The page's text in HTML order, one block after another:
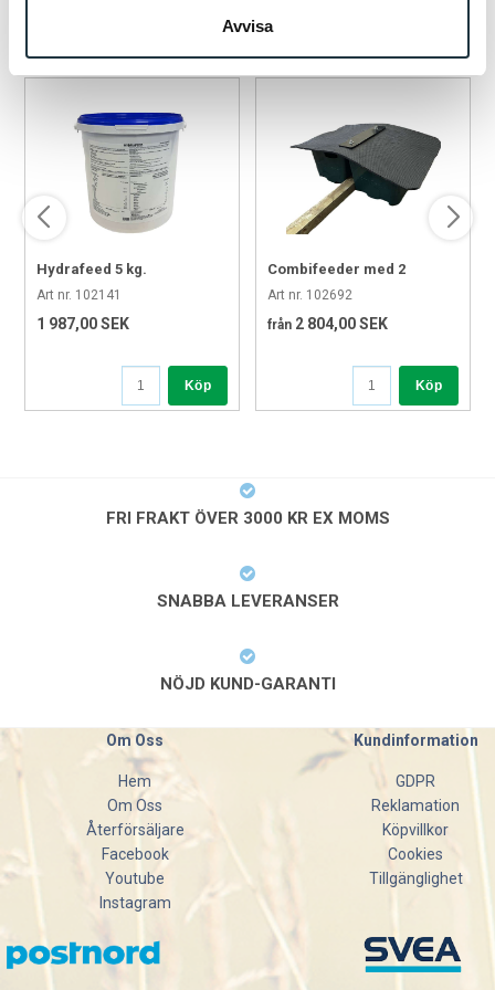
Avvisa
✅Främjar hygienisk och lättillgänglig fodring
slitstarkt och användarvänligt tillbehör.
POPULÄRA PRODUKTER
Hydrafeed 5 kg.
Art nr. 102141
1 987,00 SEK
Köp
Combifeeder med 2
tråg,duk och stolpe
Art nr. 102692
från 2 804,00 SEK
Köp
FRI FRAKT ÖVER 3000 KR EX MOMS
SNABBA LEVERANSER
NÖJD KUND-GARANTI
Om Oss
Hem
Om Oss
Återförsäljare
Facebook
Youtube
Instagram
Kundinformation
GDPR
Reklamation
Köpvillkor
Cookies
Tillgänglighet